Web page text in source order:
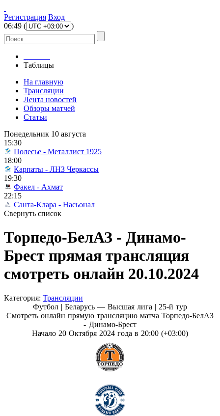
Регистрация Вход
06:49 ( )
Таблицы
На главную
Трансляции
Лента новостей
Обзоры матчей
Статьи
Понедельник 10 августа
15:30
Полесье - Металлист 1925
18:00
Карпаты - ЛНЗ Черкассы
19:30
Факел - Ахмат
22:15
Санта-Клара - Насьонал
Свернуть список
Торпедо-БелАЗ - Динамо-
Брест прямая трансляция
смотреть онлайн 20.10.2024
Категория: Трансляции
Футбол | Беларусь — Высшая лига | 25-й тур
Смотреть онлайн прямую трансляцию матча Торпедо-БелАЗ
- Динамо-Брест
Начало 20 Октября 2024 года в 20:00 (+03:00)